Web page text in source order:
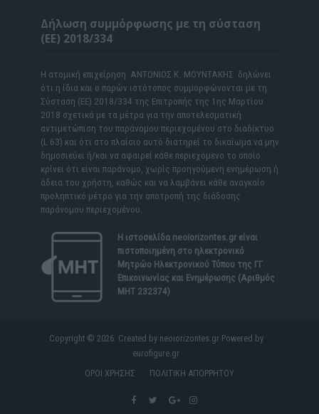
Δήλωση συμμόρφωσης με τη σύσταση
(ΕΕ) 2018/334
Η ατομική επιχείρηση ΑΝΤΩΝΙΟΣ Κ. ΜΟΥΝΤΑΚΗΣ δηλώνει
ότι η ίδια και ο παρών ιστότοπος συμμορφώνονται με τη
Σύσταση (ΕΕ) 2018/334 της Επιτροπής της 1ης Μαρτίου
2018 σχετικά με τα μέτρα για την αποτελεσματική
αντιμετώπιση του παράνομου περιεχομένου στο διαδίκτυο
(L 63) και ότι στο πλαίσιο αυτό διατηρεί το δικαίωμα να μην
δημοσιεύει ή/και να αφαιρεί κάθε περιεχόμενο το οποίο
κρίνει ότι είναι παράνομο, χωρίς προηγούμενη ενημέρωση ή
άδεια του χρήστη, καθώς και να λαμβάνει κάθε αναγκαίο
προληπτικό μέτρο για την αποτροπή της διάδοσης
παράνομου περιεχομένου.
Η ιστοσελίδα neoiorizontes.grείναι
πιστοποιημένη στο ηλεκτρονικό
Μητρώο Ηλεκτρονικού Τύπου της ΓΓ
Επικοινωνίας και Ενημέρωσης (Αριθμός
ΜΗΤ 232374)
Copyright © 2026. Created by neoiorizontes.gr Powered by
eurofigure.gr
ΟΡΟΙ ΧΡΗΣΗΣ
ΠΟΛΙΤΙΚΗ ΑΠΟΡΡΗΤΟΥ